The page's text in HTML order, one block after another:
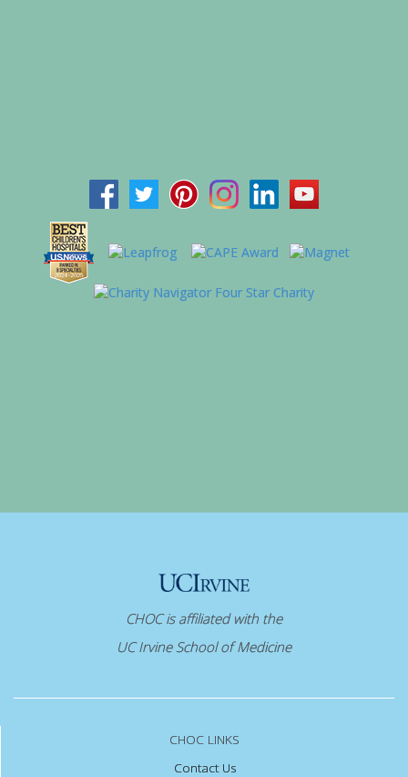
CHOC is affiliated with the
UC Irvine School of Medicine
CHOC LINKS
Contact Us